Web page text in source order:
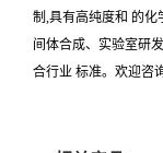
制,具有高纯度和 的化
间体合成、实验室研
合行业 标准。欢迎咨